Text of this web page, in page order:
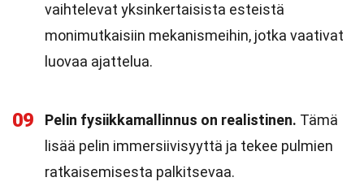
vaihtelevat yksinkertaisista esteistä
monimutkaisiin mekanismeihin, jotka vaativat
luovaa ajattelua.
09 Pelin fysiikkamallinnus on realistinen. Tämä
lisää pelin immersiivisyyttä ja tekee pulmien
ratkaisemisesta palkitsevaa.